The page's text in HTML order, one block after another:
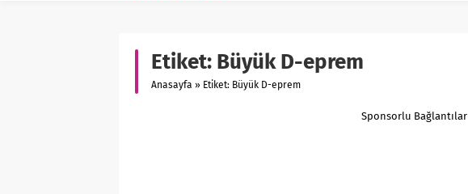
Etiket: Büyük D-eprem
Anasayfa » Etiket: Büyük D-eprem
Sponsorlu Bağlantılar